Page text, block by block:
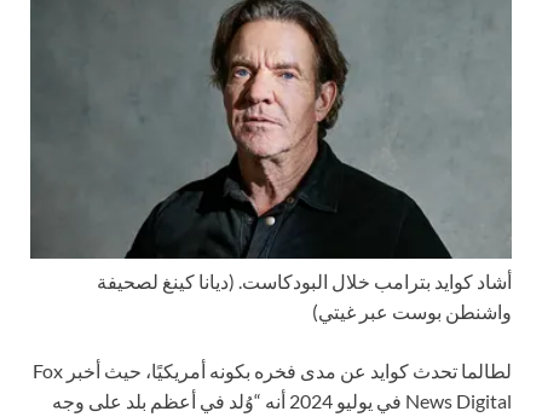
أشاد كوايد بترامب خلال البودكاست. (ديانا كينغ لصحيفة
واشنطن بوست عبر غيتي)
لطالما تحدث كوايد عن مدى فخره بكونه أمريكيًا، حيث أخبر Fox
News Digital في يوليو 2024 أنه “وُلد في أعظم بلد على وجه